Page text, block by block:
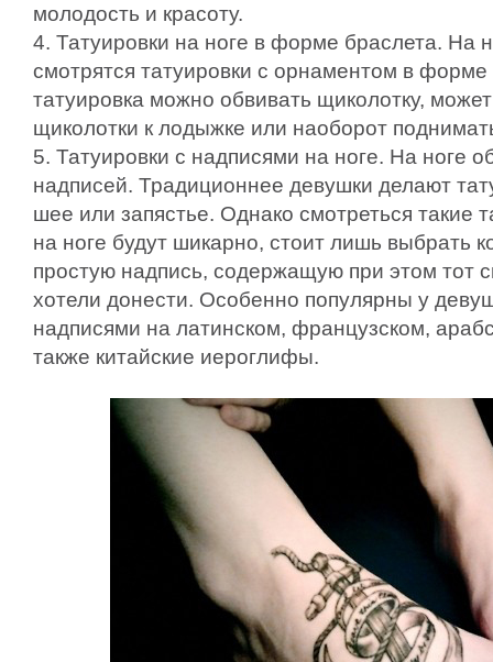
молодость и красоту.
4. Татуировки на ноге в форме браслета. На
смотрятся татуировки с орнаментом в форме
татуировка можно обвивать щиколотку, может
щиколотки к лодыжке или наоборот
5. Татуировки с надписями на ноге. На ноге
надписей. Традиционнее девушки делают
шее или запястье. Однако смотреться такие
на ноге будут шикарно, стоит лишь выбрать
простую надпись, содержащую при этом тот
хотели донести. Особенно популярны у
надписями на латинском, французском,
также китайские иероглифы.